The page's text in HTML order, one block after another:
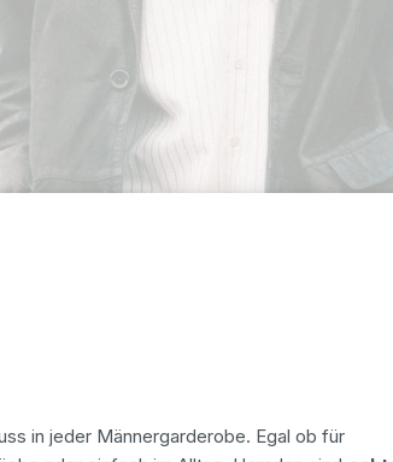
in jeder Männergarderobe. Egal ob für